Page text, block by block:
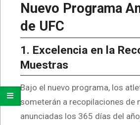
Nuevo Programa
de UFC
1. Excelencia en la
Muestras
Bajo el nuevo programa, los
someterán a recopilaciones de
anunciadas los 365 días del